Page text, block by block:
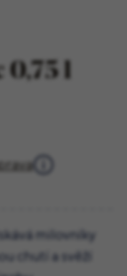
0,75 l
milovníky
chutí a svěží